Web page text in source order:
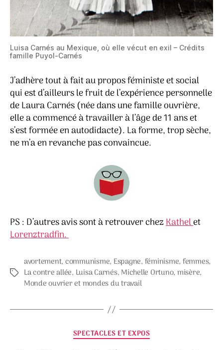
Luisa Carnés au Mexique, où elle vécut en exil – Crédits
famille Puyol-Carnés
J’adhère tout à fait au propos féministe et social
qui est d’ailleurs le fruit de l’expérience personnelle
de Laura Carnés (née dans une famille ouvrière,
elle a commencé à travailler à l’âge de 11 ans et
s’est formée en autodidacte). La forme, trop sèche,
ne m’a en revanche pas convaincue.
PS : D’autres avis sont à retrouver chezKathelet
Lorenztradfin.
Étiquettes
avortement, communisme, Espagne, féminisme, femmes,
La contre allée, Luisa Carnés, Michelle Ortuno, misère,
Monde ouvrier et mondes du travail
Catégories
SPECTACLES ET EXPOS